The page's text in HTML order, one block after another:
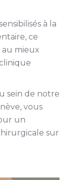
à la
ce
mieux
sein de notre
vous
un
sur